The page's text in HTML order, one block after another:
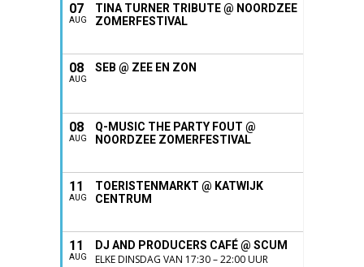
07
AUG
TINA TURNER TRIBUTE @ NOORDZEE
ZOMERFESTIVAL
08
AUG
SEB @ ZEE EN ZON
08
AUG
Q-MUSIC THE PARTY FOUT @
NOORDZEE ZOMERFESTIVAL
11
AUG
TOERISTENMARKT @ KATWIJK
CENTRUM
11
AUG
DJ AND PRODUCERS CAFÉ @ SCUM
ELKE DINSDAG VAN 17:30 – 22:00 UUR